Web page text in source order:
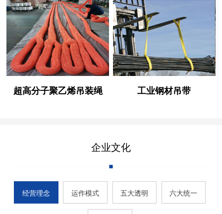
超高分子聚乙烯吊装绳 工业钢材吊带
企业文化
经营理念 运作模式 五大透明 六大统一